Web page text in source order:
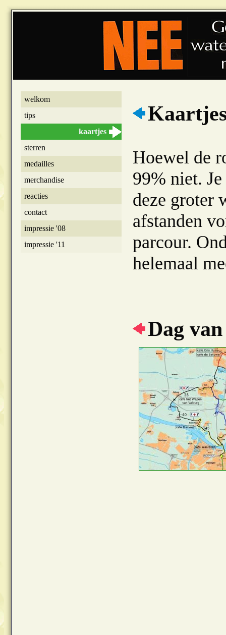
welkom
tips
kaartjes
sterren
medailles
merchandise
reacties
contact
impressie '08
impressie '11
Hoewel de
99% niet.
deze groter
afstanden
parcour.
helemaal
Dag